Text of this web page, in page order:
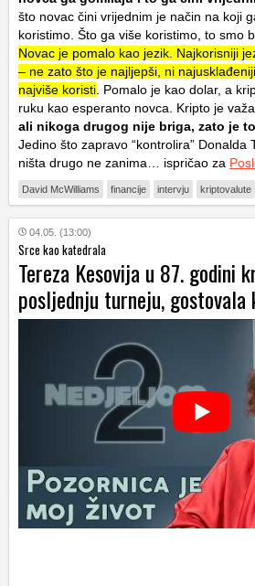
što novac čini vrijednim je način na koji
koristimo. Što ga više koristimo, to smo
Novac je pomalo kao jezik. Najkorisniji
– ne zato što je najljepši, ni
najviše koristi . Pomalo je kao dolar, a
ruku kao esperanto novca. Kripto je
ali nikoga drugog nije briga, zato je
Jedino što zapravo “kontrolira” Donalda
ništa drugo ne zanima… ispričao za
David McWilliams financije intervju kriptovalute
04.05. (13:00)
Srce kao katedrala
Tereza Kesovija u 87. godini
posljednju turneju, gostovala